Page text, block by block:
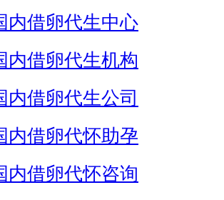
内借卵代生中心
内借卵代生机构
内借卵代生公司
内借卵代怀助孕
内借卵代怀咨询